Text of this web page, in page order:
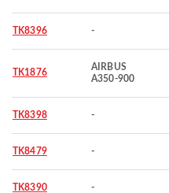
TK8396 -
TK1876
AIRBUS
A350-900
TK8398 -
TK8479 -
TK8390 -